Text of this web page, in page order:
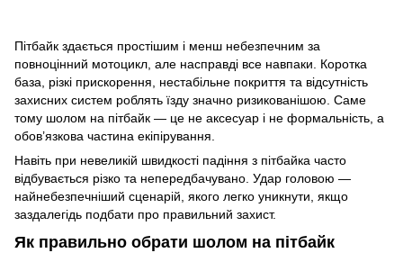
Пітбайк здається простішим і менш небезпечним за
повноцінний мотоцикл, але насправді все навпаки. Коротка
база, різкі прискорення, нестабільне покриття та відсутність
захисних систем роблять їзду значно ризикованішою. Саме
тому шолом на пітбайк — це не аксесуар і не формальність, а
обов’язкова частина екіпірування.
Навіть при невеликій швидкості падіння з пітбайка часто
відбувається різко та непередбачувано. Удар головою —
найнебезпечніший сценарій, якого легко уникнути, якщо
заздалегідь подбати про правильний захист.
Як правильно обрати шолом на пітбайк